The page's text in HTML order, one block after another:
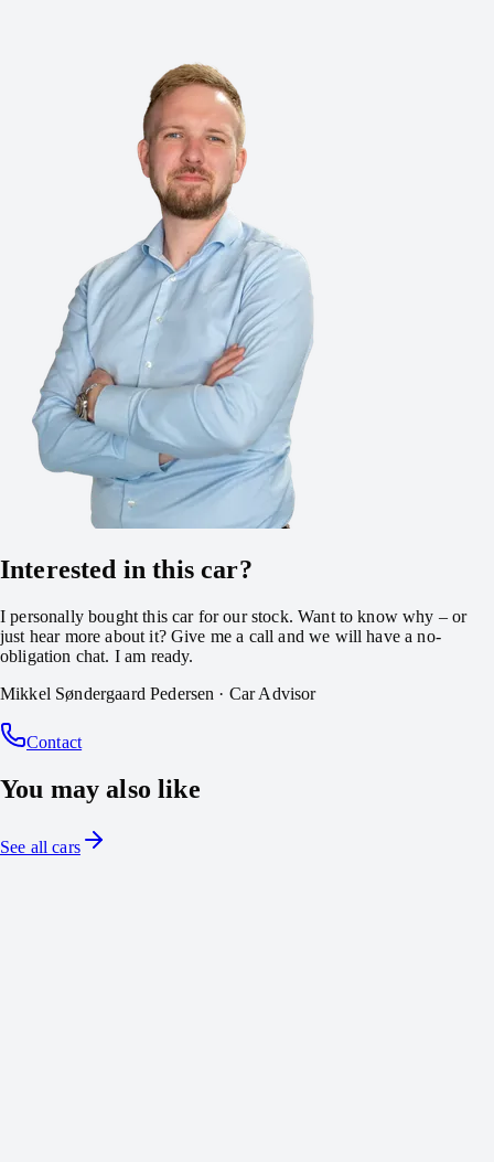
Interested in this car?
I personally bought this car for our stock. Want to know why – or
just hear more about it? Give me a call and we will have a no-
obligation chat. I am ready.
Mikkel Søndergaard Pedersen · Car Advisor
Contact
You may also like
See all cars